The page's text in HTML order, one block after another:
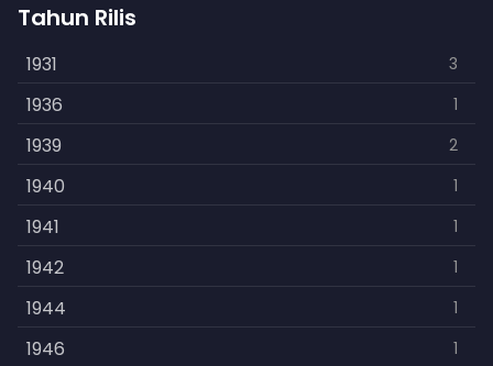
Fantasy
History 253
Horror 901
Kids 3
Music 109
Mystery 609
Politics 15
Reality 1
Romance 608
Tahun Rilis
1931 3
1936 1
1939 2
1940 1
1941 1
1942 1
1944 1
1946 1